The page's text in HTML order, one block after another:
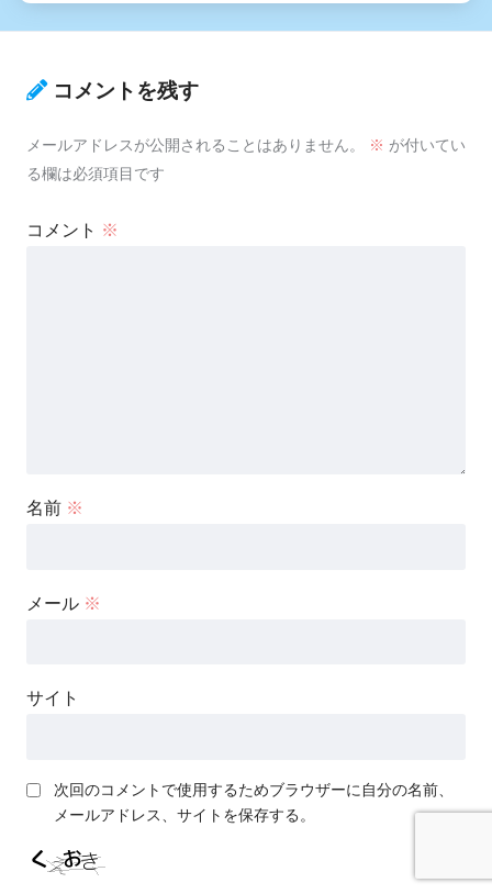
コメントを残す
メールアドレスが公開されることはありません。 ※ が付いてい
る欄は必須項目です
コメント ※
名前 ※
メール ※
サイト
次回のコメントで使用するためブラウザーに自分の名前、
メールアドレス、サイトを保存する。